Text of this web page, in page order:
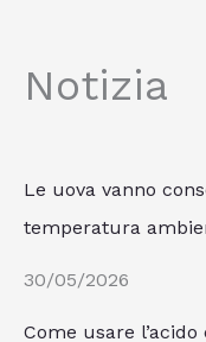
Notizia
Le uova vanno
temperatura
30/05/2026
Come usare